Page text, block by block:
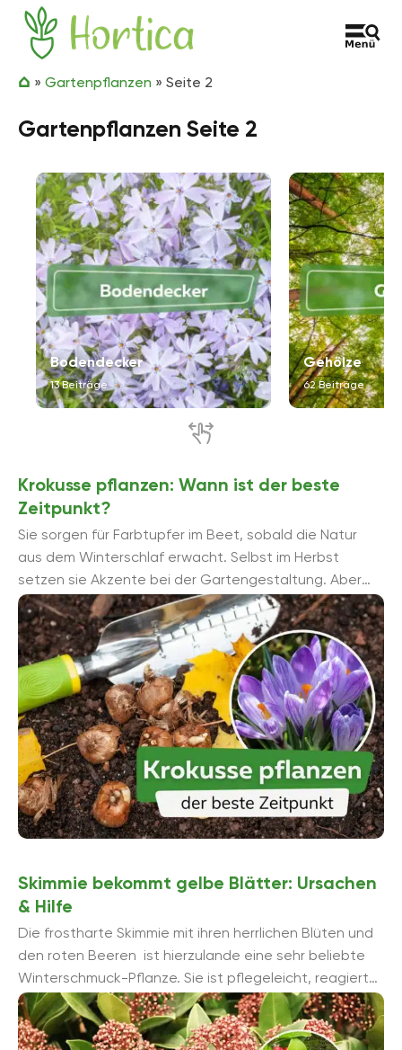
Zum Inhalt springen
Hortica
» Gartenpflanzen » Seite 2
Gartenpflanzen Seite 2
Bodendecker
13 Beiträge
Gehölze
62 Beiträge
Krokusse pflanzen: Wann ist der beste
Zeitpunkt?
Sie sorgen für Farbtupfer im Beet, sobald die Natur
aus dem Winterschlaf erwacht. Selbst im Herbst
setzen sie Akzente bei der Gartengestaltung. Aber
wann ist der richtige Zeitpunkt gekommen ...
Skimmie bekommt gelbe Blätter: Ursachen
& Hilfe
Die frostharte Skimmie mit ihren herrlichen Blüten und
den roten Beeren ist hierzulande eine sehr beliebte
Winterschmuck-Pflanze. Sie ist pflegeleicht, reagiert
aber empfindlich auf Pflegefehler. Daran kann es ...